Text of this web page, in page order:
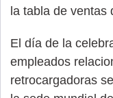
la tabla de ventas
El día de la
empleados
retrocargadoras